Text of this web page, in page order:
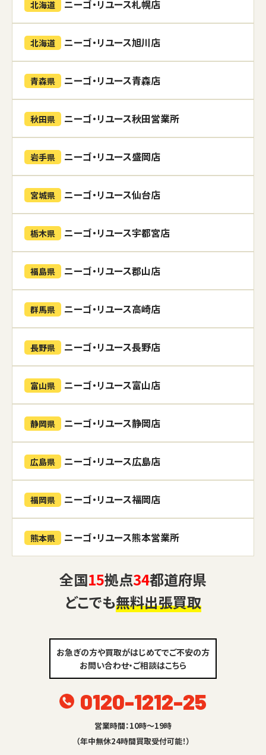
北海道 ニーゴ・リユース札幌店
北海道 ニーゴ・リユース旭川店
青森県 ニーゴ・リユース青森店
秋田県 ニーゴ・リユース秋田営業所
岩手県 ニーゴ・リユース盛岡店
宮城県 ニーゴ・リユース仙台店
栃木県 ニーゴ・リユース宇都宮店
福島県 ニーゴ・リユース郡山店
群馬県 ニーゴ・リユース高崎店
長野県 ニーゴ・リユース長野店
富山県 ニーゴ・リユース富山店
静岡県 ニーゴ・リユース静岡店
広島県 ニーゴ・リユース広島店
福岡県 ニーゴ・リユース福岡店
熊本県 ニーゴ・リユース熊本営業所
全国15拠点34都道府県
どこでも無料出張買取
お急ぎの方や買取がはじめてでご不安の方
お問い合わせ・ご相談はこちら
0120-1212-25
営業時間：10時～19時
（年中無休24時間買取受付可能！）